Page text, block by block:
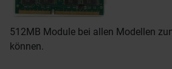
512MB Module bei allen Modellen
können.